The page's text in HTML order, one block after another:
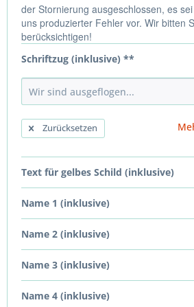
der Stornierung ausgeschlossen, es
uns produzierter Fehler vor. Wir bitten
berücksichtigen!
Schriftzug (inklusive) **
Zurücksetzen
Text für gelbes Schild (inklusive)
Name 1 (inklusive)
Name 2 (inklusive)
Name 3 (inklusive)
Name 4 (inklusive)